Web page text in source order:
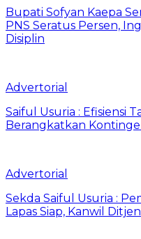
Bupati Sofyan Kaepa
PNS Seratus Persen,
Disiplin
Advertorial
Saiful Usuria : Efisiensi
Berangkatkan
Advertorial
Sekda Saiful Usuria :
Lapas Siap, Kanwil